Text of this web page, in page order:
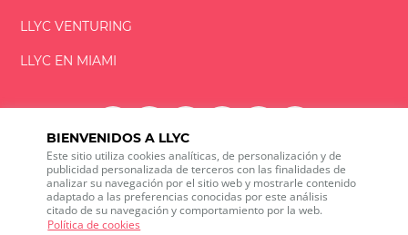
BIENVENIDOS A LLYC
Este sitio utiliza cookies analíticas, de personalización y de
publicidad personalizada de terceros con las finalidades de
analizar su navegación por el sitio web y mostrarle contenido
adaptado a las preferencias conocidas por este análisis
citado de su navegación y comportamiento por la web.
Política de cookies
LLYC VENTURING
LLYC EN MIAMI
LLYC © 2026 Todos los derechos reservados
ES EN PT BR
600 Brickell Avenue, Suite 2125 Miami, Florida 33131